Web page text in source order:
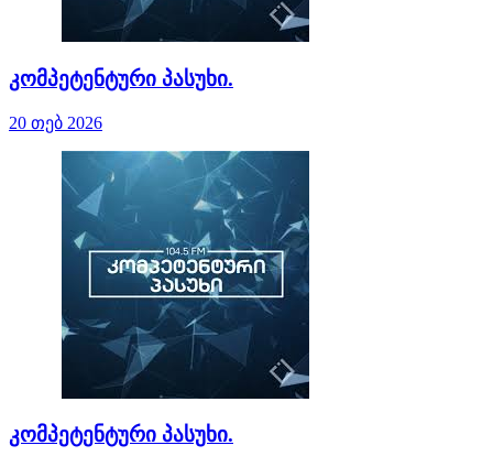
კომპეტენტური პასუხი.
20 თებ 2026
კომპეტენტური პასუხი.